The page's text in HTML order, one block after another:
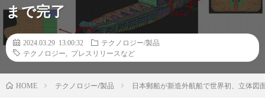
まで完了
2024.03.29 13:00:32
テクノロジー/製品
テクノロジー
プレスリリースなど
HOME テクノロジー/製品 日本郵船が新造外航船で世界初、立体図